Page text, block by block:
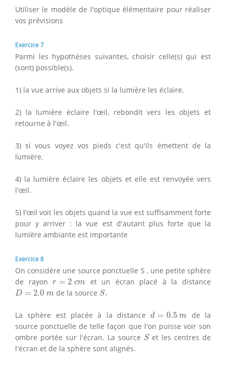
Utiliser le modèle de l'optique élémentaire pour réaliser
vos prévisions
Exercice 7
Parmi les hypothèses suivantes, choisir celle(s) qui est
(sont) possible(s).
1) la vue arrive aux objets si la lumière les éclaire.
2) la lumière éclaire l'œil, rebondit vers les objets et
retourne à l'œil.
3) si vous voyez vos pieds c'est qu'ils émettent de la
lumière.
4) la lumière éclaire les objets et elle est renvoyée vers
l'œil.
5) l'œil voit les objets quand la vue est suffisamment forte
pour y arriver : la vue est d'autant plus forte que la
lumière ambiante est importante
Exercice 8
On considère une source ponctuelle S , une petite sphère
de rayonr = 2 cm
r cm et un écran placé à la distance
D = 2.0 m
D= 2.0m de la source S.
S.
La sphère est placée à la distanced = 0.5 m
d 0.5 m
de la
source ponctuelle de telle façon que l'on puisse voir son
ombre portée sur l'écran. La source S
Set les centres de
l'écran et de la sphère sont alignés.